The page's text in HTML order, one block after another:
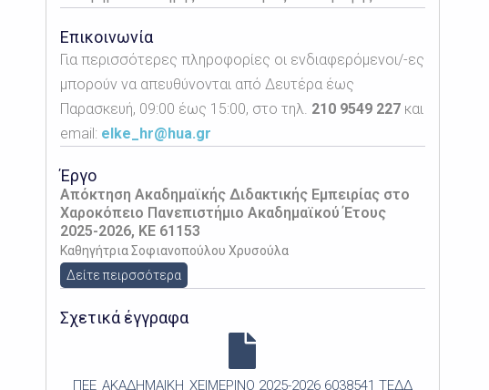
Επικοινωνία
Για περισσότερες πληροφορίες οι ενδιαφερόμενοι/-ες
μπορούν να απευθύνονται από Δευτέρα έως
Παρασκευή, 09:00 έως 15:00, στο τηλ. 210 9549 227 και
email: elke_hr@hua.gr
Έργο
Απόκτηση Ακαδημαϊκής Διδακτικής Εμπειρίας στο
Χαροκόπειο Πανεπιστήμιο Ακαδημαϊκού Έτους
2025-2026, KE 61153
Καθηγήτρια Σοφιανοπούλου Χρυσούλα
Δείτε πειρσσότερα
Σχετικά έγγραφα
ΠΕΕ_ΑΚΑΔΗΜΑΙΚΗ_ΧΕΙΜΕΡΙΝΟ 2025-2026 6038541 ΤΕΔΔ